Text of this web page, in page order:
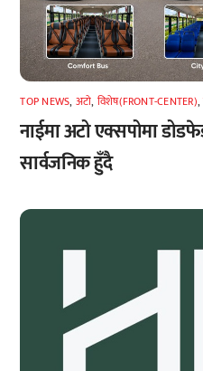
TOP NEWS, अटाे, विशेष(FRONT-CENTER),
नाईमा अटो एक्सपोमा
सार्वजनिक हुँदै